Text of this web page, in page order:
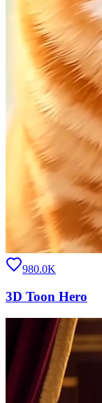
980.0K
3D Toon Hero